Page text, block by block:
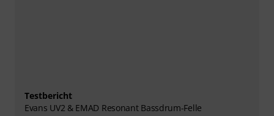
Testbericht
Evans UV2 & EMAD Resonant Bassdrum-Felle